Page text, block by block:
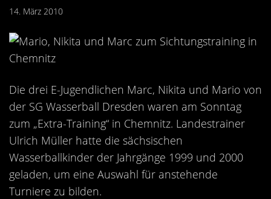
Sommerturnier
Presseberichte
Fotos
Videos
Nachwuchs
Fundraising
Kontakt
14. März 2010
Die drei E-Jugendlichen Marc, Nikita und Mario von
der SG Wasserball Dresden waren am Sonntag
zum „Extra-Training“ in Chemnitz. Landestrainer
Ulrich Müller hatte die sächsischen
Wasserballkinder der Jahrgänge 1999 und 2000
geladen, um eine Auswahl für anstehende
Turniere zu bilden.